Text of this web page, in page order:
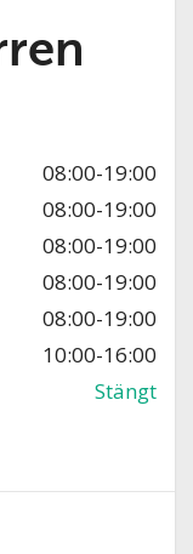
08:00-19:00
08:00-19:00
08:00-19:00
08:00-19:00
08:00-19:00
10:00-16:00
Stängt